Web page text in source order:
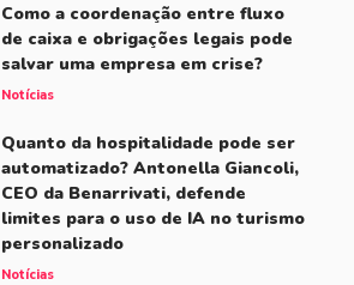
Como a coordenação entre fluxo
de caixa e obrigações legais pode
salvar uma empresa em crise?
Notícias
Quanto da hospitalidade pode ser
automatizado? Antonella Giancoli,
CEO da Benarrivati, defende
limites para o uso de IA no turismo
personalizado
Notícias